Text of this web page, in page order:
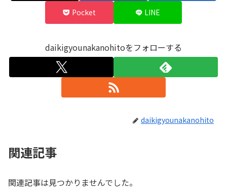
Pocket LINE
daikigyounakanohitoをフォローする
daikigyounakanohito
関連記事
関連記事は見つかりませんでした。